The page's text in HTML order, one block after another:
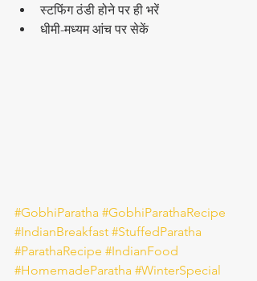
स्टफिंग ठंडी होने पर ही भरें
धीमी-मध्यम आंच पर सेकें
#GobhiParatha #GobhiParathaRecipe
#IndianBreakfast #StuffedParatha
#ParathaRecipe #IndianFood
#HomemadeParatha #WinterSpecial